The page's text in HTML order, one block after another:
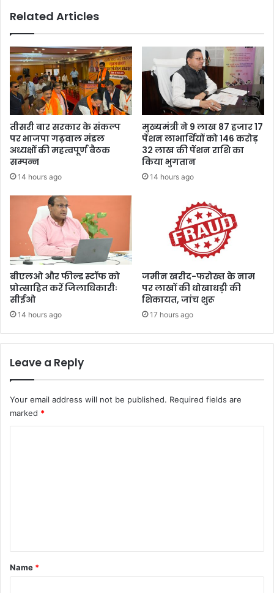
वि
पू
जा
-
अ
ना
न
धू
री
तै
या
ख
क
र
बि
रे
शी
ष
चौ
हा
न
Related Articles
तीसरी बार सरकार के संकल्प
पर भाजपा गढ़वाल मंडल
अध्यक्षों की महत्वपूर्ण बैठक
सम्पन्न
14 hours ago
मुख्यमंत्री ने 9 लाख 87 हजार 17
पेंशन लाभार्थियों को 146 करोड़
32 लाख की पेंशन राशि का
किया भुगतान
14 hours ago
बीएलओ और फील्ड स्टॉफ को
प्रोत्साहित करें जिलाधिकारीः
सीईओ
14 hours ago
जमीन खरीद-फरोख्त के नाम
पर लाखों की धोखाधड़ी की
शिकायत, जांच शुरू
17 hours ago
Leave a Reply
Your email address will not be published. Required fields are
marked *
*
Name *